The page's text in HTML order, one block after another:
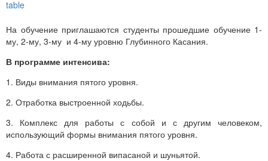
На обучение приглашаются студенты прошедшие обучение 1-
му, 2-му, 3-му и 4-му уровню Глубинного Касания.
В программе интенсива:
1. Виды внимания пятого уровня.
2. Отработка выстроенной ходьбы.
3. Комплекс для работы с собой и с другим человеком,
использующий формы внимания пятого уровня.
4. Работа с расширенной випасаной и шуньятой.